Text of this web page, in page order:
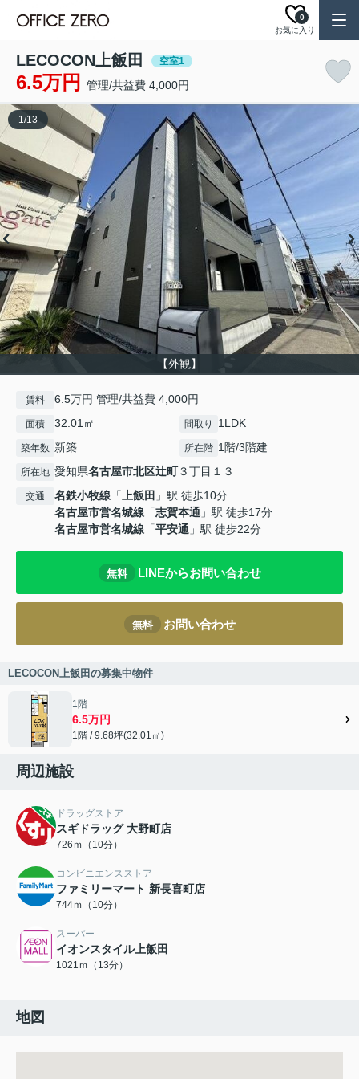
お気に入り
0
LECOCON上飯田 空室1
6.5万円 管理/共益費 4,000円
【外観】
1/13
賃料 6.5万円 管理/共益費 4,000円
面積 32.01㎡ 間取り 1LDK
築年数 新築 所在階 1階/3階建
所在地 愛知県名古屋市北区辻町３丁目１３
交通 名鉄小牧線 「上飯田 」駅 徒歩10分
名古屋市営名城線 「志賀本通 」駅 徒歩17分
名古屋市営名城線 「平安通 」駅 徒歩22分
無料 LINEからお問い合わせ
無料 お問い合わせ
LECOCON上飯田の募集中物件
1階
6.5万円
1階 / 9.68坪(32.01㎡)
周辺施設
ドラッグストア
スギドラッグ 大野町店
726ｍ（10分）
コンビニエンスストア
ファミリーマート 新長喜町店
744ｍ（10分）
スーパー
イオンスタイル上飯田
1021ｍ（13分）
地図